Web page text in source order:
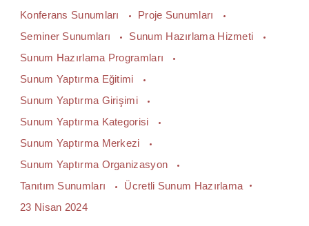
Konferans Sunumları
Proje Sunumları
Seminer Sunumları
Sunum Hazırlama Hizmeti
Sunum Hazırlama Programları
Sunum Yaptırma Eğitimi
Sunum Yaptırma Girişimi
Sunum Yaptırma Kategorisi
Sunum Yaptırma Merkezi
Sunum Yaptırma Organizasyon
Tanıtım Sunumları
Ücretli Sunum Hazırlama
23 Nisan 2024